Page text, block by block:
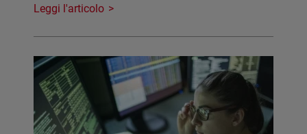
Leggi l'articolo